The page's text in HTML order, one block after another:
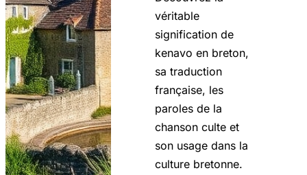
véritable
signification de
kenavo en breton,
sa traduction
française, les
paroles de la
chanson culte et
son usage dans la
culture bretonne.